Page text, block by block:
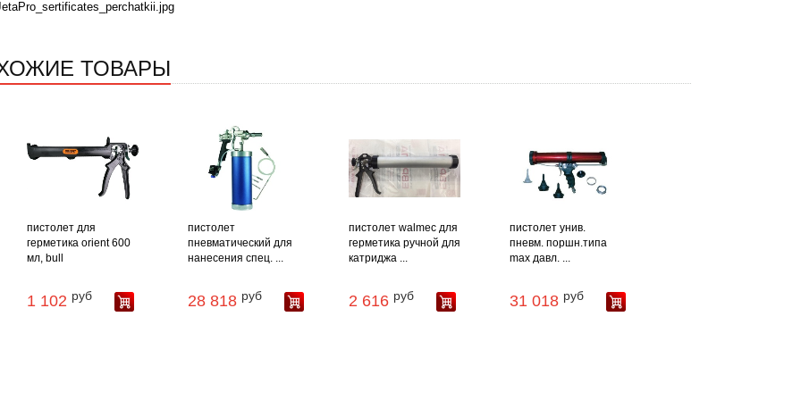
ТОВАРЫ
пистолет для
герметика orient 600
мл, bull
1 102 руб
пистолет
пневматический для
нанесения спец. ...
28 818 руб
пистолет walmec для
герметика ручной для
катриджа ...
2 616 руб
пистолет унив.
пневм. поршн.типа
max давл. ...
31 018 руб